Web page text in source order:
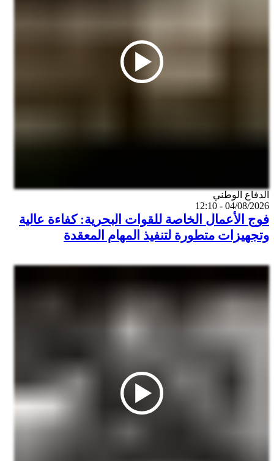
Catégorie
الدفاع الوطني
04/08/2026 - 12:10
فوج الأعمال الخاصة للقوات البحرية: كفاءة عالية
وتجهيزات متطورة لتنفيذ المهام المعقدة